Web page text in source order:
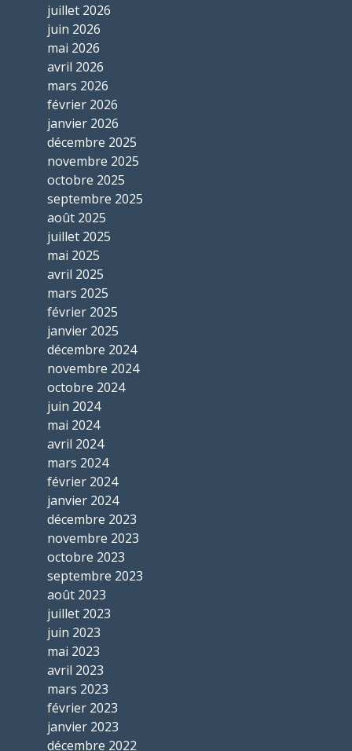
juillet 2026
juin 2026
mai 2026
avril 2026
mars 2026
février 2026
janvier 2026
décembre 2025
novembre 2025
octobre 2025
septembre 2025
août 2025
juillet 2025
mai 2025
avril 2025
mars 2025
février 2025
janvier 2025
décembre 2024
novembre 2024
octobre 2024
juin 2024
mai 2024
avril 2024
mars 2024
février 2024
janvier 2024
décembre 2023
novembre 2023
octobre 2023
septembre 2023
août 2023
juillet 2023
juin 2023
mai 2023
avril 2023
mars 2023
février 2023
janvier 2023
décembre 2022